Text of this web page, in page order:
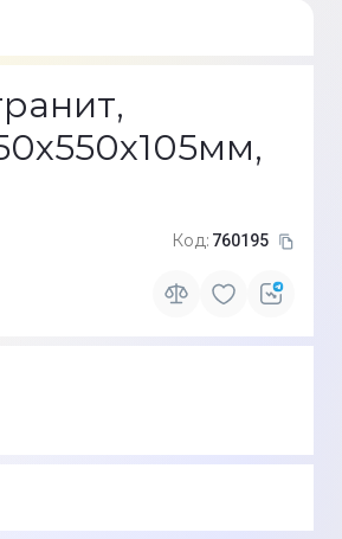
Код: 760195